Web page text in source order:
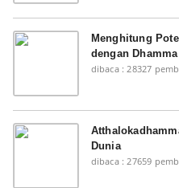
Menghitung
dengan Dhamma
dibaca : 28327
Dunia
dibaca : 27659